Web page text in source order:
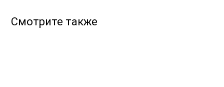
Смотрите также